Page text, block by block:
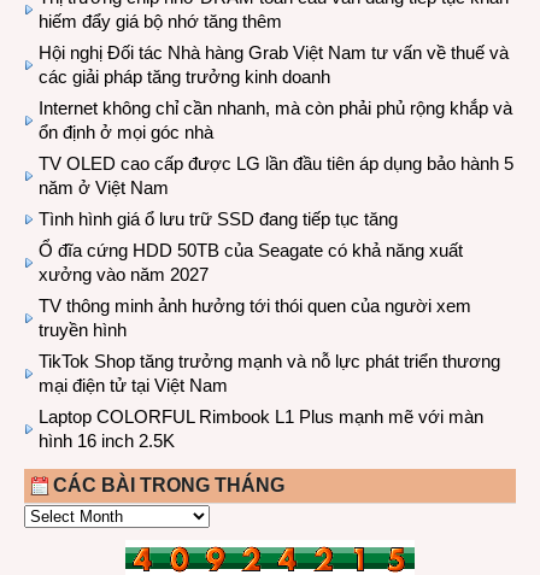
hiếm đẩy giá bộ nhớ tăng thêm
Hội nghị Đối tác Nhà hàng Grab Việt Nam tư vấn về thuế và
các giải pháp tăng trưởng kinh doanh
Internet không chỉ cần nhanh, mà còn phải phủ rộng khắp và
ổn định ở mọi góc nhà
TV OLED cao cấp được LG lần đầu tiên áp dụng bảo hành 5
năm ở Việt Nam
Tình hình giá ổ lưu trữ SSD đang tiếp tục tăng
Ổ đĩa cứng HDD 50TB của Seagate có khả năng xuất
xưởng vào năm 2027
TV thông minh ảnh hưởng tới thói quen của người xem
truyền hình
TikTok Shop tăng trưởng mạnh và nỗ lực phát triển thương
mại điện tử tại Việt Nam
Laptop COLORFUL Rimbook L1 Plus mạnh mẽ với màn
hình 16 inch 2.5K
CÁC BÀI TRONG THÁNG
CÁC